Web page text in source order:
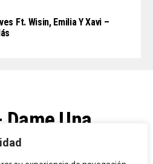
Ft. Wisin, Emilia Y Xavi –
Una